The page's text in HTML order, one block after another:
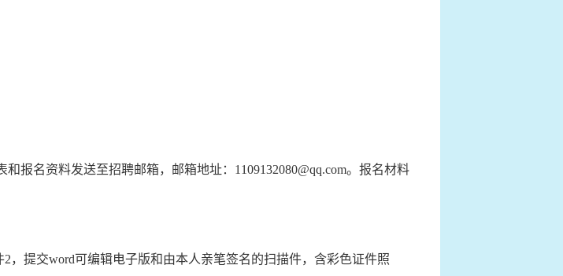
报名资料发送至招聘邮箱，邮箱地址：1109132080@qq.com。报名材料
，提交word可编辑电子版和由本人亲笔签名的扫描件，含彩色证件照